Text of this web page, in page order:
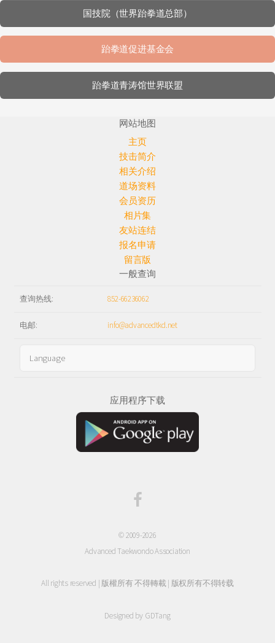
国技院（世界跆拳道总部）
跆拳道促进基金会
跆拳道青涛馆世界联盟
网站地图
主页
技击简介
相关介绍
道场资料
会员资历
相片集
友站连结
报名申请
留言版
一般查询
查询热线: 852-66236062
电邮: info@advancedtkd.net
应用程序下载
© 2009-2026
Advanced Taekwondo Association
All rights reserved | 版權所有 不得轉載 | 版权所有不得转载
Designed by GDTang